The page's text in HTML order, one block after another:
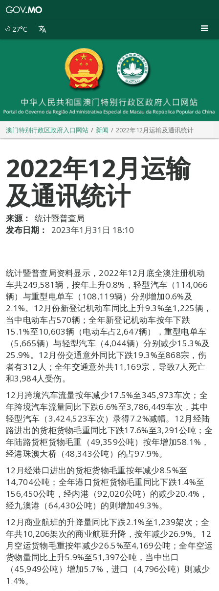
27°C
澳门特别行政区政府入口网站 新闻 2022年12月运输及通讯统计
2022年12月运输
及通讯统计
来源：
统计暨普查局
发布日期：
2023年1月31日 18:10
统计暨普查局资料显示，2022年12月底全澳注册机动
车共249,581辆，按年上升0.8%，轻型汽车（114,066
辆）与重型电单车（108,119辆）分别增加0.6%及
2.1%。12月份新登记机动车同比上升9.3%至1,225辆，
当中电动车占570辆；全年新登记机动车按年下跌
15.1%至10,603辆（电动车占2,647辆），重型电单车
（5,665辆）与轻型汽车（4,044辆）分别减少15.3%及
25.9%。12月份交通意外同比下跌19.3%至868宗，伤
者有312人；全年交通意外共11,169宗，导致7人死亡
和3,984人受伤。
12月跨境汽车流量按年减少17.5%至345,973车次；全
年跨境汽车流量同比下跌6.6%至3,786,449车次，其中
轻型汽车（3,424,523车次）录得7.2%减幅。12月经陆
路进出的货柜货物毛重同比下跌17.6%至3,291公吨；全
年陆路货柜货物毛重（49,359公吨）按年增加58.1%，
经港珠澳大桥（48,343公吨）的占97.9%。
12月经港口进出的货柜货物毛重按年减少8.5%至
14,704公吨；全年港口货柜货物毛重同比下跌1.4%至
156,450公吨，经内港（92,020公吨）的减少20.4%，
经九澳港（64,430公吨）的则增加49.3%。
12月商业航班的升降量同比下跌2.1%至1,239架次；全
年共10,206架次的商业航班升降，按年减少26.9%。12
月空运货物毛重按年减少26.5%至4,169公吨；全年空运
货物量同比上升5.9%至51,397公吨，当中出口
（45,949公吨）增加5.7%，进口（4,796公吨）则减少
1.4%。